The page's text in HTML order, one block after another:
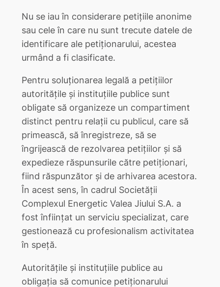
Nu se iau în considerare petiţiile anonime
sau cele în care nu sunt trecute datele de
identificare ale petiţionarului, acestea
urmând a fi clasificate.
Pentru soluţionarea legală a petiţiilor
autorităţile şi instituţiile publice sunt
obligate să organizeze un compartiment
distinct pentru relaţii cu publicul, care să
primească, să înregistreze, să se
îngrijească de rezolvarea petiţiilor şi să
expedieze răspunsurile către petiţionari,
fiind răspunzător şi de arhivarea acestora.
În acest sens, în cadrul Societăţii
Complexul Energetic Valea Jiului S.A. a
fost înfiinţat un serviciu specializat, care
gestionează cu profesionalism activitatea
în speţă.
Autorităţile şi instituţiile publice au
obligaţia să comunice petiţionarului